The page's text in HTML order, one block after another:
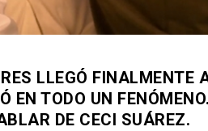
LLEGÓ FINALMENTE
EN TODO UN
DE CECI SUÁREZ.